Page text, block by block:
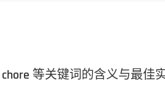
等关键词的含义与最佳